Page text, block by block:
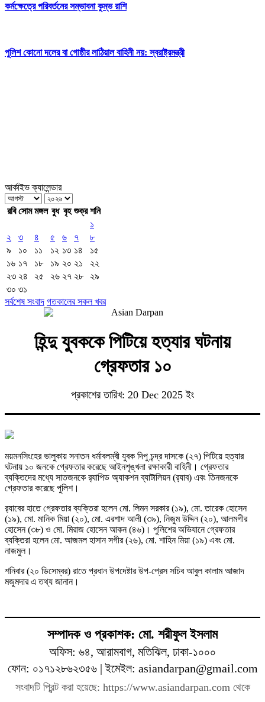
কর্মক্ষেত্রে পরিবর্তনের সম্ভাবনা কুম্ভ রাশি
পুলিশ কোনো দলের বা গোষ্ঠীর লাঠিয়াল বাহিনী নয়: স্বরাষ্ট্রমন্ত্রী
আর্কাইভ ক্যালেন্ডার
রবি সোম মঙ্গল বুধ বৃহ শুক্র শনি
১
২
৩ ৪ ৫ ৬ ৭
৮
৯
১০ ১১ ১২ ১৩ ১৪
১৫
১৬ ১৭ ১৮ ১৯ ২০ ২১
২২
২৩ ২৪ ২৫ ২৬ ২৭ ২৮
২৯
৩০ ৩১
সর্বশেষ সংবাদ গতকালের সকল খবর
হিন্দু যুবককে পিটিয়ে হত্যার ঘটনায়
গ্রেফতার ১০
প্রকাশের তারিখ: 20 Dec 2025 ইং
ময়মনসিংহের ভালুকায় সনাতন ধর্মাবলম্বী যুবক দিপু চন্দ্র দাসকে (২৭) পিটিয়ে হত্যার
ঘটনায় ১০ জনকে গ্রেফতার করেছে আইনশৃঙ্খলা রক্ষাকারী বাহিনী। গ্রেফতার
ব্যক্তিদের মধ্যে সাতজনকে র‍্যাপিড অ‍্যাকশন ব্যাটালিয়ন (র‍্যাব) এবং তিনজনকে
গ্রেফতার করেছে পুলিশ।
র‍্যাবের হাতে গ্রেফতার ব্যক্তিরা হলেন মো. লিমন সরকার (১৯), মো. তারেক হোসেন
(১৯), মো. মানিক মিয়া (২০), মো. এরশাদ আলী (৩৯), নিজুম উদ্দিন (২০), আলমগীর
হোসেন (৩৮) ও মো. মিরাজ হোসেন আকন (৪৬)। পুলিশের অভিযানে গ্রেফতার
ব্যক্তিরা হলেন মো. আজমল হাসান সগীর (২৬), মো. শাহিন মিয়া (১৯) এবং মো.
নাজমুল।
শনিবার (২০ ডিসেম্বর) রাতে প্রধান উপদেষ্টার উপ-প্রেস সচিব আবুল কালাম আজাদ
মজুমদার এ তথ্য জানান।
সম্পাদক ও প্রকাশক: মো. শরীফুল ইসলাম
অফিস: ৬৪, আরামবাগ, মতিঝিল, ঢাকা-১০০০
ফোন: ০১৭১২৮৬২৩৫৬ | ইমেইল: asiandarpan@gmail.com
সংবাদটি প্রিন্ট করা হয়েছে: https://www.asiandarpan.com থেকে